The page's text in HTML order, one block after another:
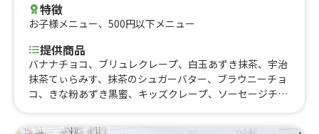
特徴
お子様メニュー、 500円以下メニュー
提供商品
バナナチョコ、ブリュレクレープ、白玉あずき抹茶、宇治
抹茶てぃらみす、抹茶のシュガーバター、ブラウニーチョ
コ、きな粉あずき黒蜜、キッズクレープ、ソーセージチー
(秋限定)、焼き芋ブリュレ(秋限定)、キャラメルナッツ、